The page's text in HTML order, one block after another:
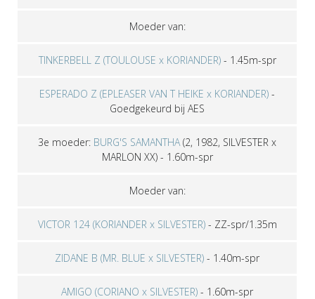
Moeder van:
TINKERBELL Z (TOULOUSE x KORIANDER)- 1.45m-spr
ESPERADO Z (EPLEASER VAN T HEIKE x KORIANDER) -
Goedgekeurd bij AES
3e moeder: BURG'S SAMANTHA (2, 1982, SILVESTER x
MARLON XX) - 1.60m-spr
Moeder van:
VICTOR 124 (KORIANDER x SILVESTER)- ZZ-spr/1.35m
ZIDANE B (MR. BLUE x SILVESTER) - 1.40m-spr
AMIGO (CORIANO x SILVESTER) - 1.60m-spr